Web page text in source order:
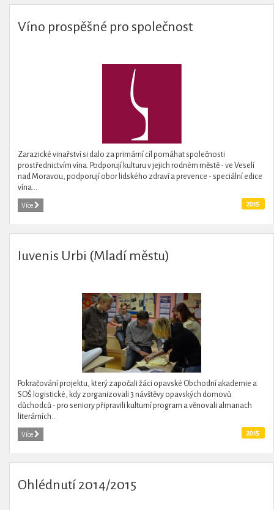
Víno prospěšné pro společnost
Zarazické vinařství si dalo za primární cíl pomáhat společnosti
prostřednictvím vína. Podporují kulturu v jejich rodném městě - ve Veselí
nad Moravou, podporují obor lidského zdraví a prevence - speciální edice
vína...
Více 2015
Iuvenis Urbi (Mladí městu)
Pokračování projektu, který započali žáci opavské Obchodní akademie a
SOŠ logistické, kdy zorganizovali 3 návštěvy opavských domovů
důchodců - pro seniory připravili kulturní program a věnovali almanach
literárních...
Více 2015
Ohlédnutí 2014/2015